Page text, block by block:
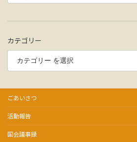
カテゴリー
ごあいさつ
活動報告
国会議事録